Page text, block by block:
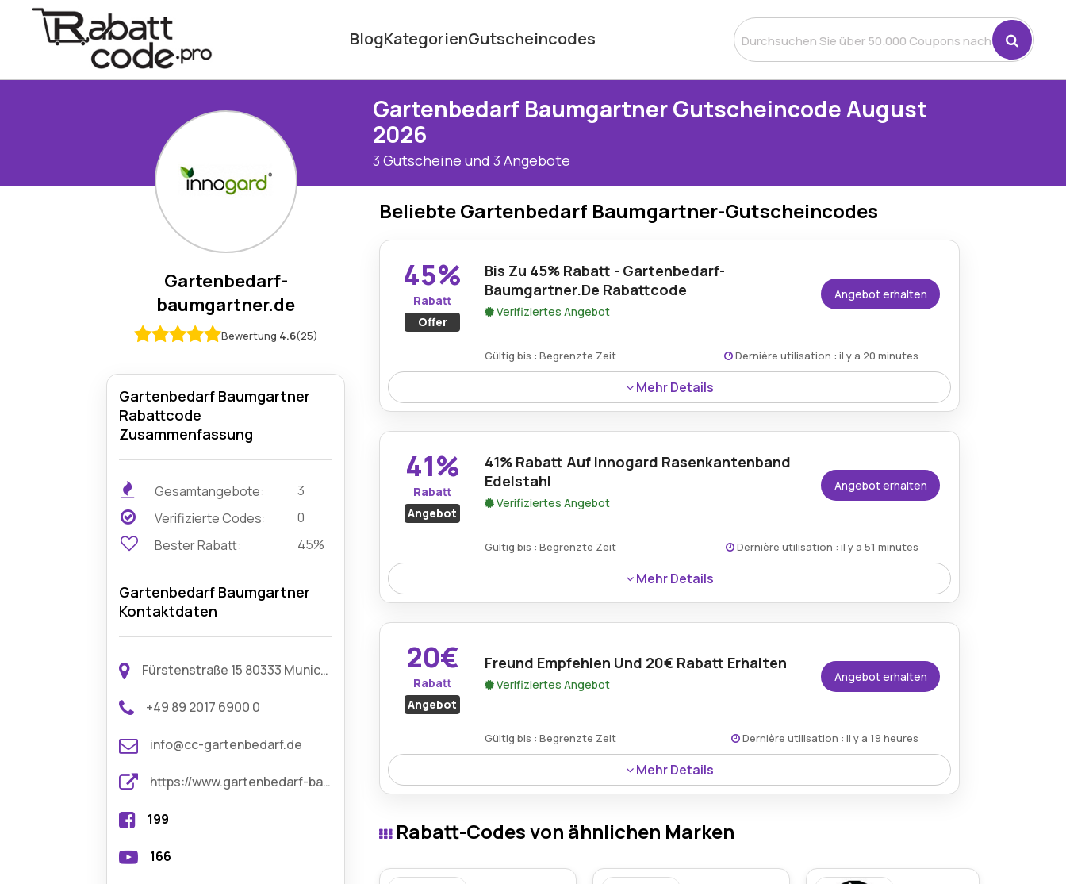
BlogKategorienGutscheincodes
Gartenbedarf Baumgartner Gutscheincode August
2026
3 Gutscheine und 3 Angebote
Beliebte Gartenbedarf Baumgartner-Gutscheincodes
45%
Rabatt
Offer
Bis Zu 45% Rabatt - Gartenbedarf-
Baumgartner.De Rabattcode
Verifiziertes Angebot
Angebot erhalten
Gültig bis : Begrenzte Zeit Dernière utilisation : il y a 20 minutes
Mehr Details
Rabatte von bis zu 45% werden auf ausgewählte Artikel von Gartenbedarf-baumgartner.de
angeboten, wodurch hochwertige Gartenwerkzeuge und Geräte deutlich erschwinglicher
41%
Rabatt
Angebot
41% Rabatt Auf Innogard Rasenkantenband
Edelstahl
Verifiziertes Angebot
Angebot erhalten
Gültig bis : Begrenzte Zeit Dernière utilisation : il y a 51 minutes
Mehr Details
Das Innogard Rasenkantenband aus Edelstahl ist mit einem 41% Rabatt erhältlich und sorgt für
eine kostengünstige und langlebige Gartengestaltung.
20€
Rabatt
Angebot
Freund Empfehlen Und 20€ Rabatt Erhalten
Verifiziertes Angebot
Angebot erhalten
Gültig bis : Begrenzte Zeit Dernière utilisation : il y a 19 heures
Mehr Details
Die Empfehlung eines Freundes über das vorgesehene Programm ermöglicht einen Abzug von
Rabatt-Codes von ähnlichen Marken
Gartenbedarf-
baumgartner.de
Bewertung 4.6(25)
Gartenbedarf Baumgartner
Rabattcode
Zusammenfassung
Gesamtangebote:
3
Verifizierte Codes:
0
Bester Rabatt:
45%
Gartenbedarf Baumgartner
Kontaktdaten
Fürstenstraße 15 80333 Munich, Germany
+49 89 2017 6900 0
info@cc-gartenbedarf.de
https://www.gartenbedarf-baumgartner.de/
199
166